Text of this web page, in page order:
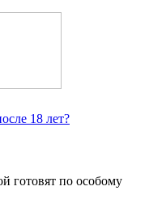
18 лет?
готовят по особому